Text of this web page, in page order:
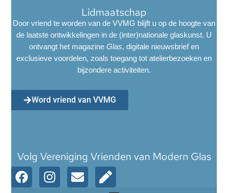
Lidmaatschap
Door vriend te worden van de VVMG blijft u op de hoogte van
de laatste ontwikkelingen in de (inter)nationale glaskunst. U
ontvangt het magazine Glas, digitale nieuwsbrief en
exclusieve voordelen, zoals toegang tot atelierbezoeken en
bijzondere activiteiten.
Word vriend van VVMG
Volg Vereniging Vrienden van Modern Glas